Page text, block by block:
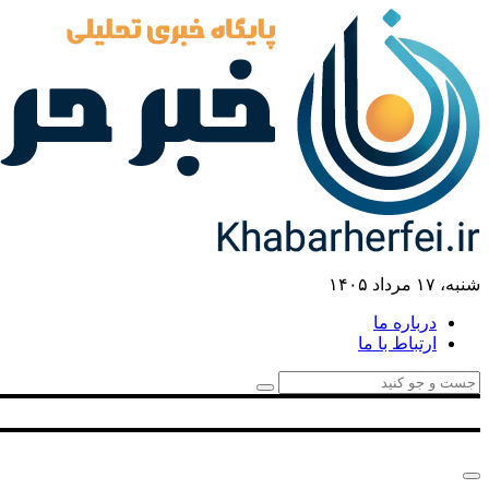
شنبه، ۱۷ مرداد ۱۴۰۵
درباره ما
ارتباط با ما